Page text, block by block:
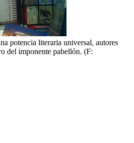
potencia literaria universal, autores
del imponente pabellón. (F: